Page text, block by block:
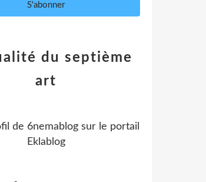
du septième
art
de 6nemablog sur le portail
Eklablog